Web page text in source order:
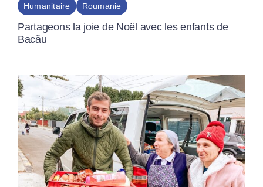
Humanitaire Roumanie
Partageons la joie de Noël avec les enfants de
Bacău